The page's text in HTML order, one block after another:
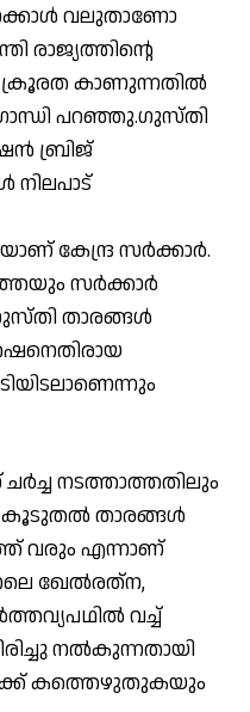
വലുതാണോ
രാജ്യത്തിന്റെ
ക്രൂരത കാണുന്നതില്‍
പറഞ്ഞു.ഗുസ്തി
ബ്രിജ്
കേന്ദ്ര സര്‍ക്കാര്‍.
സര്‍ക്കാര്‍
താരങ്ങള്‍
ചര്‍ച്ച നടത്താത്തതിലും
കൂടുതല്‍ താരങ്ങള്‍
വരും എന്നാണ്
ഖേല്‍രത്‌ന,
വച്ച്
നല്‍കുന്നതായി
കത്തെഴുതുകയും